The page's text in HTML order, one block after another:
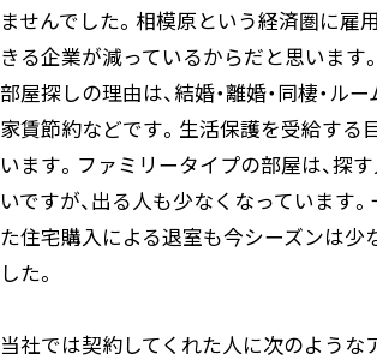
ませんでした。相模原という経済圏に雇
きる企業が減っているからだと思います
部屋探しの理由は、結婚・離婚・同棲・ルー
家賃節約などです。生活保護を受給する
います。ファミリータイプの部屋は、探
いですが、出る人も少なくなっています
た住宅購入による退室も今シーズンは少
した。
当社では契約してくれた人に次のような